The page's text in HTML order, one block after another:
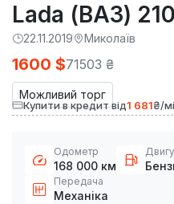
Lada (ВАЗ)
22.11.2019 Миколаїв
Можливий торг
1600 $71503 ₴
Купити в кредит від1 681₴/
Одометр
168 000 км
Передача
Механіка